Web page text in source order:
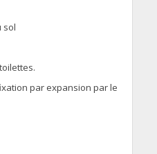
sol
par expansion par le